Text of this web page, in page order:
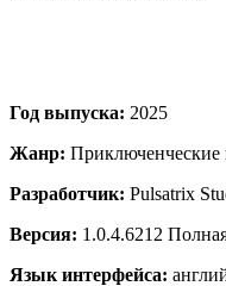
Год выпуска: 2025
Жанр: Приключенческие
Разработчик: Pulsatrix
Версия: 1.0.4.6212
Язык интерфейса: